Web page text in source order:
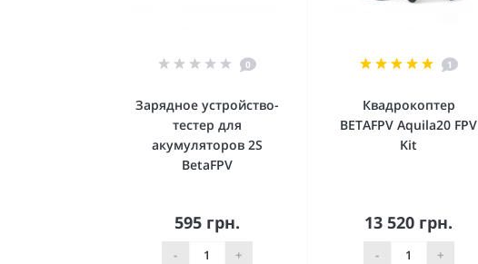
0
Зарядное устройство-
тестер для
акумуляторов 2S
BetaFPV
595 грн.
- +
В корзину
1
Квадрокоптер
BETAFPV Aquila20 FPV
Kit
13 520 грн.
- +
В корзину